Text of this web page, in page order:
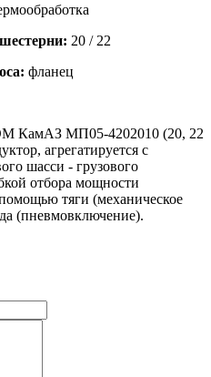
20 / 22
фланец
КамАЗ МП05-4202010 (20, 22
агрегатируется с
шасси - грузового
отбора мощности
тяги (механическое
(пневмовключение).